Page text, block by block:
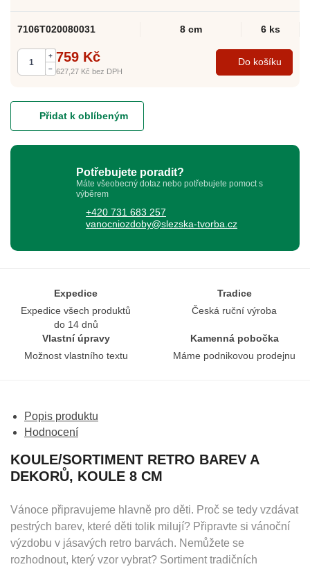
7106T020080031 8 cm 6 ks
+
–
759 Kč
627,27 Kč bez DPH
Do košíku
Přidat k oblíbeným
Potřebujete poradit?
Máte všeobecný dotaz nebo potřebujete pomoct s
výběrem
+420 731 683 257
vanocniozdoby@slezska-tvorba.cz
Expedice
Expedice všech produktů
do 14 dnů
Tradice
Česká ruční výroba
Vlastní úpravy
Možnost vlastního textu
Kamenná pobočka
Máme podnikovou prodejnu
Popis produktu
Hodnocení
KOULE/SORTIMENT RETRO BAREV A
DEKORŮ, KOULE 8 CM
Vánoce připravujeme hlavně pro děti. Proč se tedy vzdávat
pestrých barev, které děti tolik milují? Připravte si vánoční
výzdobu v jásavých retro barvách. Nemůžete se
rozhodnout, který vzor vybrat? Sortiment tradičních